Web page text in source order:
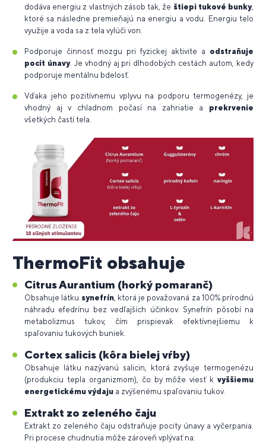
dodáva energiu z vlastných zásob tak, že štiepi tukové bunky,
ktoré sa následne premieňajú na energiu a vodu. Energiu telo
využije a voda sa z tela vylúči von.
Podporuje činnosť mozgu pri fyzickej aktivite a odstraňuje
pocit únavy. Je vhodný aj pri dlhodobých cestách autom, kedy
podporuje mentálnu bdelosť.
Vďaka jeho pozitívnemu vplyvu na podporu termogenézy, je
vhodný aj v chladnom počasí na zahriatie a prekrvenie
všetkých častí tela.
ThermoFit obsahuje
Citrus Aurantium (horký pomaranč)
Obsahuje látku synefrín, ktorá je považovaná za 100% prírodnú
náhradu efedrínu bez vedľajších účinkov. Synefrín pôsobí na
metabolizmus tukov, čím prispievak efektívnejšiemu k
spaľovaniu tukových buniek.
Cortex salicis (kôra bielej vŕby)
Obsahuje látku nazývanú salicin, ktorá zvyšuje termogenézu
(produkciu tepla organizmom), čo by môže viesť k vyššiemu
energetickému výdaju a zvýšenému spaľovaniu tukov.
Extrakt zo zeleného čaju
Extrakt zo zeleného čaju odstraňuje pocity únavy a vyčerpania.
Pri procese chudnutia môže zároveň vplývať na: